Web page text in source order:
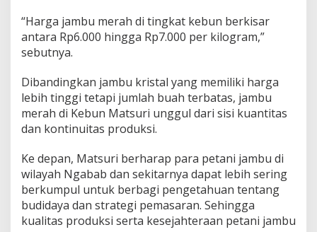
“Harga jambu merah di tingkat kebun berkisar
antara Rp6.000 hingga Rp7.000 per kilogram,”
sebutnya.
Dibandingkan jambu kristal yang memiliki harga
lebih tinggi tetapi jumlah buah terbatas, jambu
merah di Kebun Matsuri unggul dari sisi kuantitas
dan kontinuitas produksi.
Ke depan, Matsuri berharap para petani jambu di
wilayah Ngabab dan sekitarnya dapat lebih sering
berkumpul untuk berbagi pengetahuan tentang
budidaya dan strategi pemasaran. Sehingga
kualitas produksi serta kesejahteraan petani jambu